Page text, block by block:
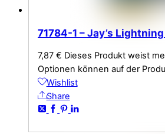
71784-1 – Jay’s
7,87 € Dieses Produkt weist
Optionen können auf der
Wishlist
Share